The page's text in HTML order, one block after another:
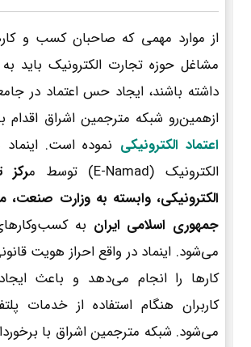
از موارد مهمی که صاحبان کسب و
مشاغل حوزه تجارت الکترونیک باید
داشته باشند، ایجاد حس اعتماد در
ازهمین‌رو شبکه مترجمین اشراق اقدام
اعتماد الکترونیکی نموده است. اینماد
الکترونیک (E-Namad) توسط م
رکز
الکترونیکی، وابسته به وزارت
جمهوری اسلامی ایران به
می‌شود. اینماد در واقع احراز هویت
کارها را انجام می‌دهد و باعث
کاربران هنگام استفاده از خدمات
می‌شود. شبکه مترجمین اشراق با